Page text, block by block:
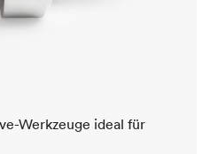
Werkzeuge ideal für